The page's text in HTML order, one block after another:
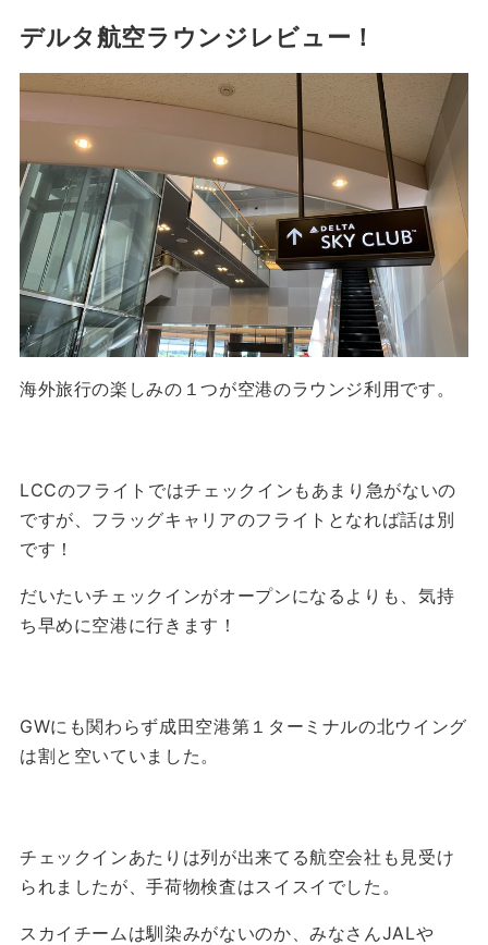
デルタ航空ラウンジレビュー！
海外旅行の楽しみの１つが空港のラウンジ利用です。
LCCのフライトではチェックインもあまり急がないの
ですが、フラッグキャリアのフライトとなれば話は別
です！
だいたいチェックインがオープンになるよりも、気持
ち早めに空港に行きます！
GWにも関わらず成田空港第１ターミナルの北ウイング
は割と空いていました。
チェックインあたりは列が出来てる航空会社も見受け
られましたが、手荷物検査はスイスイでした。
スカイチームは馴染みがないのか、みなさんJALや